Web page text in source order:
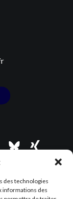
des technologies
informations des